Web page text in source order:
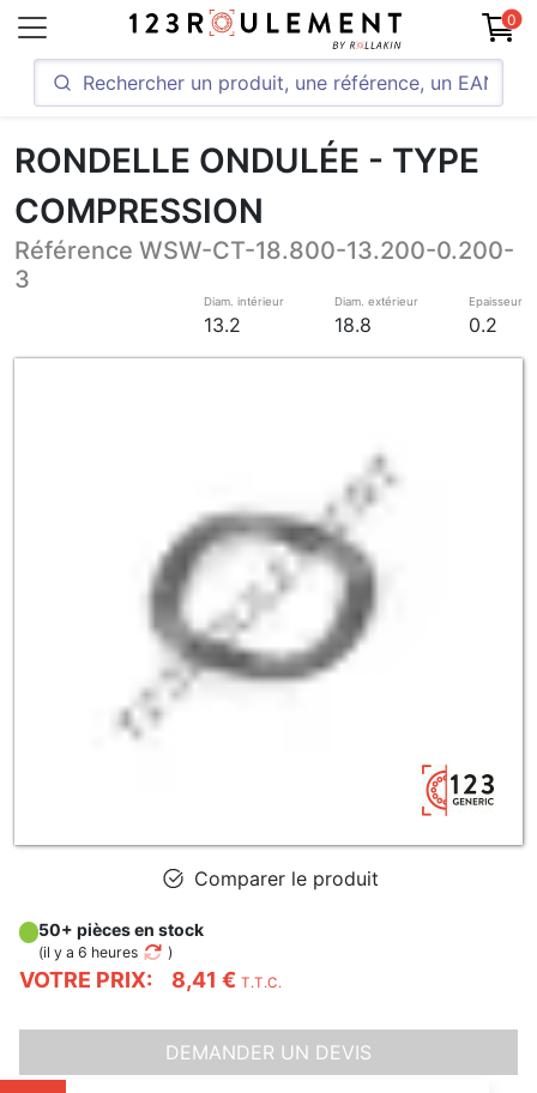
0
RONDELLE ONDULÉE - TYPE
COMPRESSION
Référence WSW-CT-18.800-13.200-0.200-
3
Diam. intérieur
13.2
Diam. extérieur
18.8
Epaisseur
0.2
Comparer le produit
VOTRE PRIX: 8,41 € T.T.C.
50+ pièces en stock
(il y a 6 heures )
DEMANDER UN DEVIS